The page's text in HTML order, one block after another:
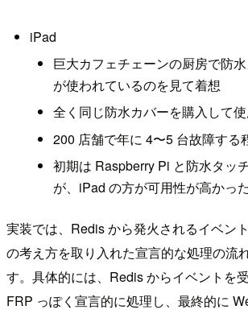
iPad
巨大カフェチェーンの厨房で防
が使われているのを見て着想
全く同じ防水カバーを購入して
200 店舗で年に 4〜5 台故障する
初期は Raspberry Pi と防水タッ
が、iPad の方が可用性が高かった
実装では、Redis から発火されるイベン
の考え方を取り入れた宣言的な処理の流
す。具体的には、Redis からイベントを
FRP っぽく宣言的に処理し、最終的に